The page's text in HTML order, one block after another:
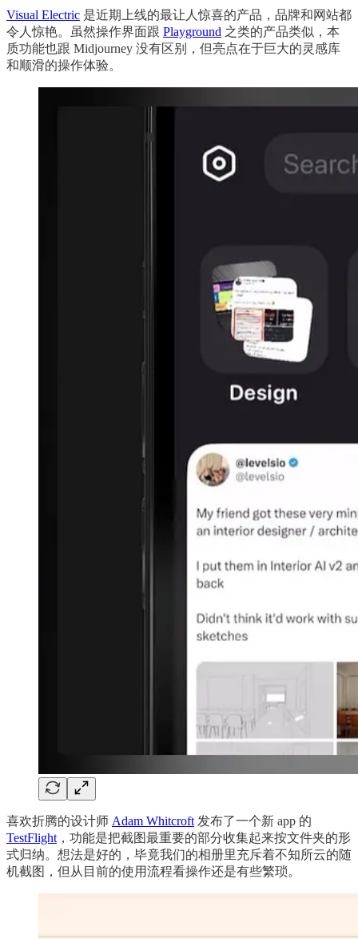
Visual Electric 是近期上线的最让人惊喜的产品，品牌和网站都
令人惊艳。虽然操作界面跟 Playground 之类的产品类似，本
质功能也跟 Midjourney 没有区别，但亮点在于巨大的灵感库
和顺滑的操作体验。
喜欢折腾的设计师 Adam Whitcroft 发布了一个新 app 的
TestFlight ，功能是把截图最重要的部分收集起来按文件夹的形
式归纳。想法是好的，毕竟我们的相册里充斥着不知所云的随
机截图，但从目前的使用流程看操作还是有些繁琐。